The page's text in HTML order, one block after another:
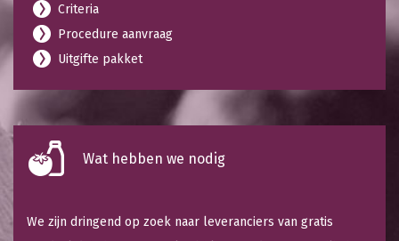
Criteria
Procedure aanvraag
Uitgifte pakket
Wat hebben we nodig
We zijn dringend op zoek naar leveranciers van gratis